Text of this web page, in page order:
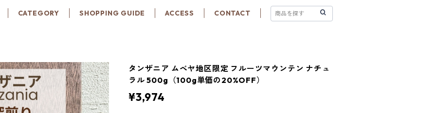
CATEGORY SHOPPING GUIDE ACCESS CONTACT
タンザニア ムベヤ地区限定 フルーツマウンテン ナチュ
ラル 500g（100g単価の20%OFF）
¥3,974